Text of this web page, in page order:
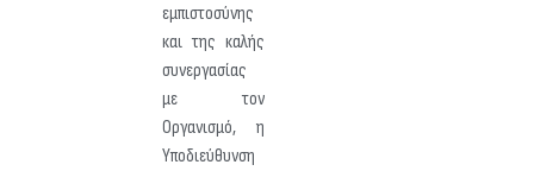
εμπιστοσύνης
και της καλής
συνεργασίας
με τον
Οργανισμό, η
Υποδιεύθυνση